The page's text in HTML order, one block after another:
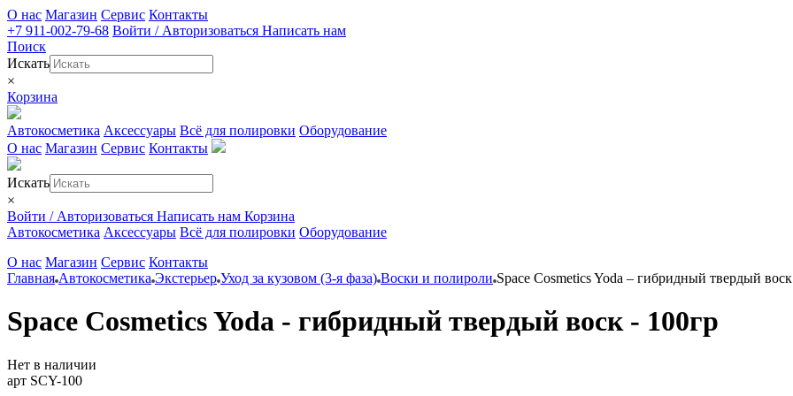
О нас Магазин Сервис Контакты
+7 911-002-79-68 Войти / Авторизоваться Написать нам
Поиск
Искать
×
Корзина
Автокосметика Аксессуары Всё для полировки Оборудование
О нас Магазин Сервис Контакты
Искать
×
Войти / Авторизоваться Написать нам Корзина
Автокосметика Аксессуары Всё для полировки Оборудование
О нас Магазин Сервис Контакты
Главная Автокосметика Экстерьер Уход за кузовом (3-я фаза) Воски и полироли Space Cosmetics Yoda – гибридный твердый
Space Cosmetics Yoda - гибридный твердый воск - 100гр
Нет в наличии
арт SCY-100